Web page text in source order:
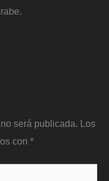
será publicada. Los
con *